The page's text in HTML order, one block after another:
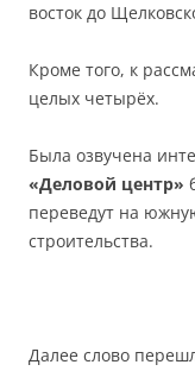
восток до
Кроме того, к
целых четырёх.
Была озвучена
«Деловой центр»
переведут на
строительства.
Далее слово